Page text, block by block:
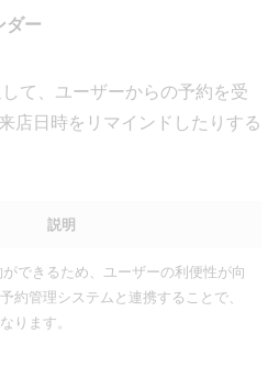
ダー
て、ユーザーからの予約を受
店日時をリマインドしたりする
説明
ができるため、ユーザーの利便性が向
約管理システムと連携することで、
ります。